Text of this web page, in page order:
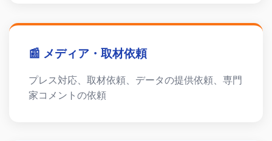
📰 メディア・取材依頼
プレス対応、取材依頼、データの提供依頼、専門
家コメントの依頼